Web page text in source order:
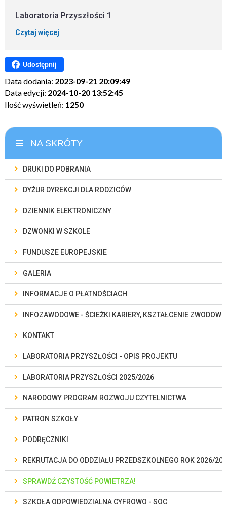
Laboratoria Przyszłości 1
Czytaj więcej
Udostępnij
Data dodania: 2023-09-21 20:09:49
Data edycji: 2024-10-20 13:52:45
Ilość wyświetleń: 1250
NA SKRÓTY
DRUKI DO POBRANIA
DYŻUR DYREKCJI DLA RODZICÓW
DZIENNIK ELEKTRONICZNY
DZWONKI W SZKOLE
FUNDUSZE EUROPEJSKIE
GALERIA
INFORMACJE O PŁATNOŚCIACH
INFOZAWODOWE - ŚCIEŻKI KARIERY, KSZTAŁCENIE ZWODOWE
KONTAKT
LABORATORIA PRZYSZŁOŚCI - OPIS PROJEKTU
LABORATORIA PRZYSZŁOŚCI 2025/2026
NARODOWY PROGRAM ROZWOJU CZYTELNICTWA
PATRON SZKOŁY
PODRĘCZNIKI
REKRUTACJA DO ODDZIAŁU PRZEDSZKOLNEGO ROK 2026/
SPRAWDŹ CZYSTOŚĆ POWIETRZA!
SZKOŁA ODPOWIEDZIALNA CYFROWO - SOC